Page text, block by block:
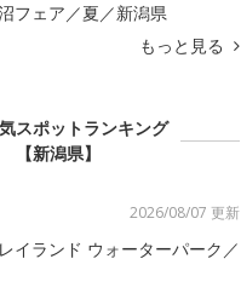
フェア／夏／新潟県
もっと見る
スポットランキング
【新潟県】
2026/08/07 更新
イランド ウォーターパーク／